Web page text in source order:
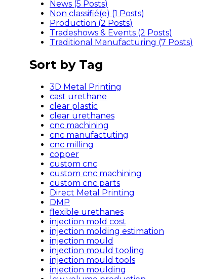
News (5 Posts)
Non classifié(e) (1 Posts)
Production (2 Posts)
Tradeshows & Events (2 Posts)
Traditional Manufacturing (7 Posts)
Sort by Tag
3D Metal Printing
cast urethane
clear plastic
clear urethanes
cnc machining
cnc manufactuting
cnc milling
copper
custom cnc
custom cnc machining
custom cnc parts
Direct Metal Printing
DMP
flexible urethanes
injection mold cost
injection molding estimation
injection mould
injection mould tooling
injection mould tools
injection moulding